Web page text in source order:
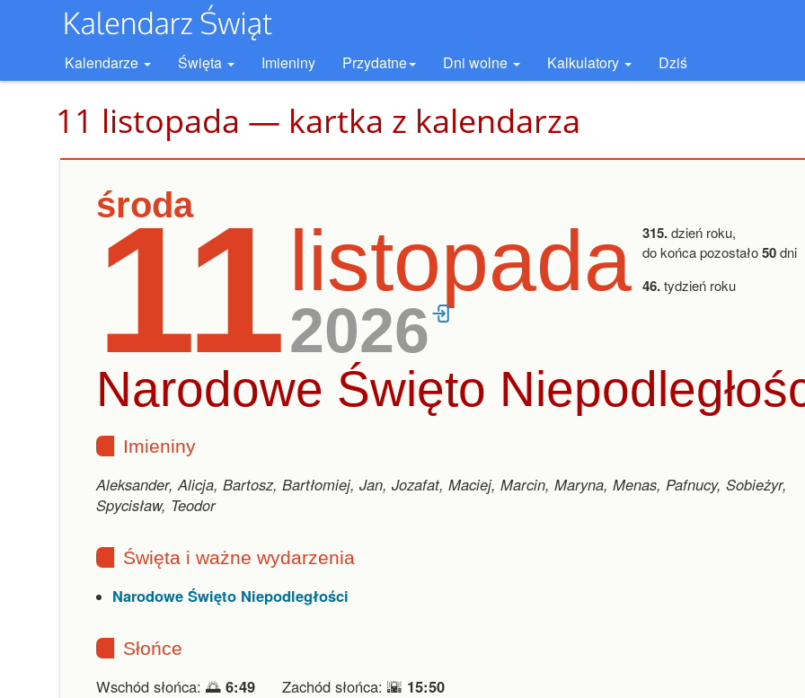
Kalendarze Święta Imieniny Przydatne Dni wolne Kalkulatory Dziś
11 listopada — kartka z kalendarza
środa
11listopada
2026
315.dzień roku,
do końca pozostało50dni
46.tydzień roku
Narodowe Święto
Imieniny
Aleksander, Alicja, Bartosz, Bartłomiej, Jan, Jozafat, Maciej, Marcin, Maryna, Menas, Pafnucy, Sobieżyr,
Spycisław, Teodor
Święta i ważne wydarzenia
Narodowe Święto Niepodległości
Słońce
Wschód słońca: 🌅 6:49 Zachód słońca: 🌇 15:50